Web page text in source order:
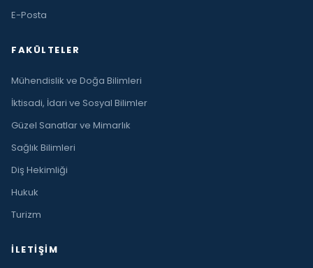
E-Posta
FAKÜLTELER
Mühendislik ve Doğa Bilimleri
İktisadi, İdari ve Sosyal Bilimler
Güzel Sanatlar ve Mimarlık
Sağlık Bilimleri
Diş Hekimliği
Hukuk
Turizm
İLETIŞIM